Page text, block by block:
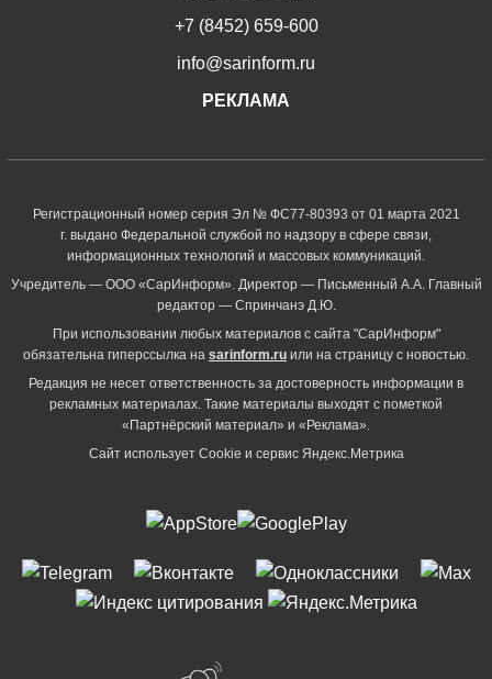
+7 (8452) 659-600
info@sarinform.ru
РЕКЛАМА
Регистрационный номер серия Эл № ФС77-80393 от 01 марта 2021
г. выдано Федеральной службой по надзору в сфере связи,
информационных технологий и массовых коммуникаций.
Учредитель — ООО «СарИнформ». Директор — Письменный А.А. Главный
редактор — Спринчанэ Д.Ю.
При использовании любых материалов с сайта "СарИнформ"
обязательна гиперссылка на sarinform.ru или на страницу с новостью.
Редакция не несет ответственность за достоверность информации в
рекламных материалах. Такие материалы выходят с пометкой
«Партнёрский материал» и «Реклама».
Сайт использует Cookie и сервиc Яндекс.Метрика